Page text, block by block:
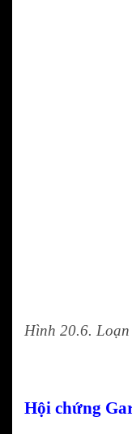
Hình 20.6.
Hội chứng